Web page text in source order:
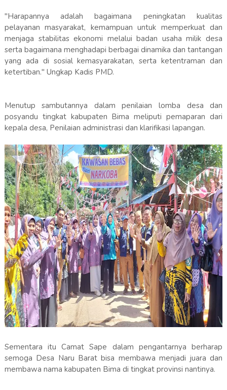
"Harapannya adalah bagaimana peningkatan kualitas
pelayanan masyarakat, kemampuan untuk memperkuat dan
menjaga stabilitas ekonomi melalui badan usaha milik desa
serta bagaimana menghadapi berbagai dinamika dan tantangan
yang ada di sosial kemasyarakatan, serta ketentraman dan
ketertiban." Ungkap Kadis PMD.
Menutup sambutannya dalam penilaian lomba desa dan
posyandu tingkat kabupaten Bima meliputi pemaparan dari
kepala desa, Penilaian administrasi dan klarifikasi lapangan.
Sementara itu Camat Sape dalam pengantarnya berharap
semoga Desa Naru Barat bisa membawa menjadi juara dan
membawa nama kabupaten Bima di tingkat provinsi nantinya.